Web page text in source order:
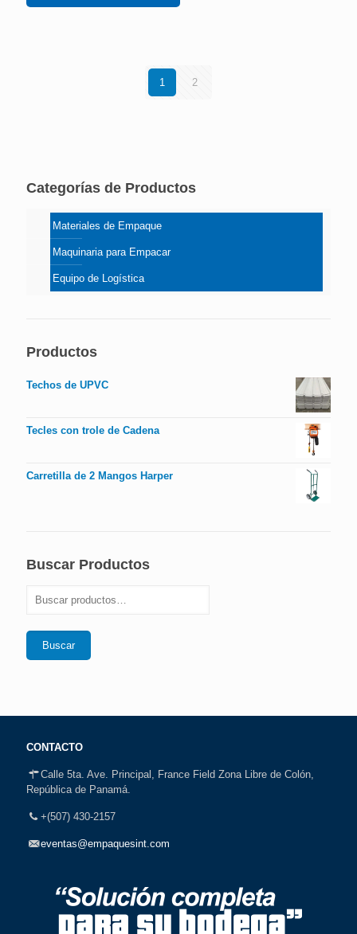
1 2
Categorías de Productos
Materiales de Empaque
Maquinaria para Empacar
Equipo de Logística
Productos
Techos de UPVC
Tecles con trole de Cadena
Carretilla de 2 Mangos Harper
Buscar Productos
Buscar
CONTACTO
Calle 5ta. Ave. Principal, France Field Zona Libre de Colón,
República de Panamá.
+(507) 430-2157
eventas@empaquesint.com